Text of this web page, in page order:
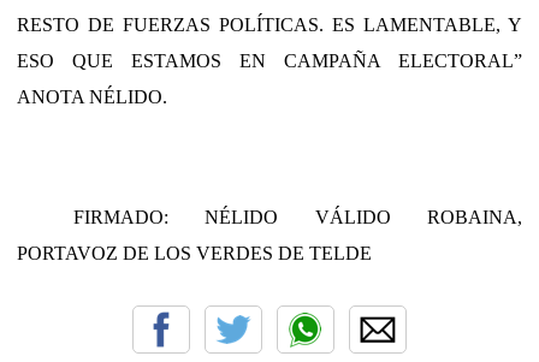
RESTO DE FUERZAS POLÍTICAS. ES LAMENTABLE, Y
ESO QUE ESTAMOS EN CAMPAÑA ELECTORAL”
ANOTA NÉLIDO.
FIRMADO: NÉLIDO VÁLIDO ROBAINA,
PORTAVOZ DE LOS VERDES DE TELDE